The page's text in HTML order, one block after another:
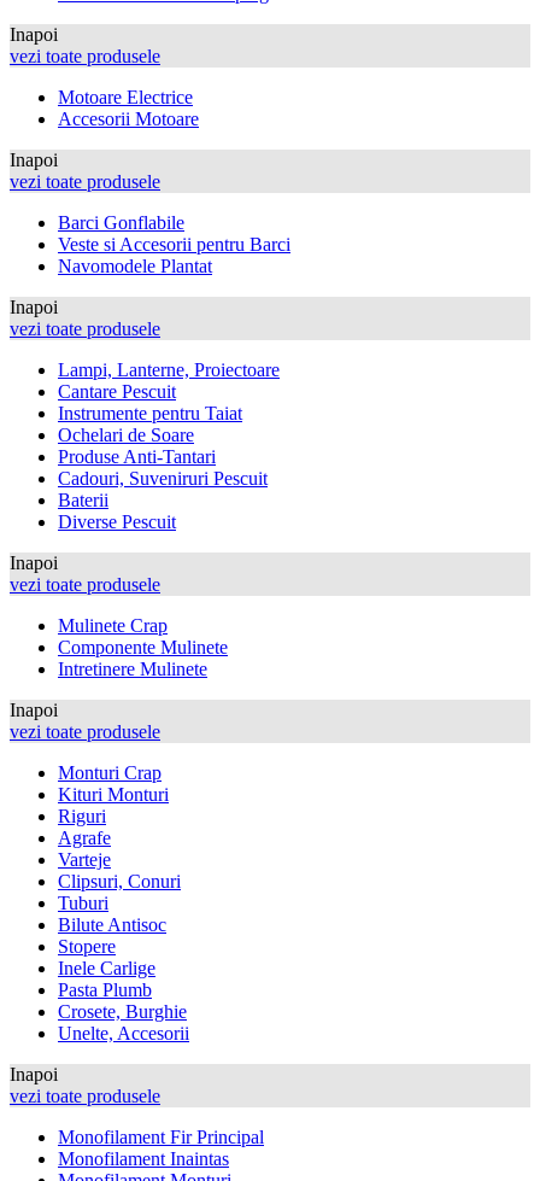
Inapoi
vezi toate produsele
Motoare Electrice
Accesorii Motoare
Inapoi
vezi toate produsele
Barci Gonflabile
Veste si Accesorii pentru Barci
Navomodele Plantat
Inapoi
vezi toate produsele
Lampi, Lanterne, Proiectoare
Cantare Pescuit
Instrumente pentru Taiat
Ochelari de Soare
Produse Anti-Tantari
Cadouri, Suveniruri Pescuit
Baterii
Diverse Pescuit
Inapoi
vezi toate produsele
Mulinete Crap
Componente Mulinete
Intretinere Mulinete
Inapoi
vezi toate produsele
Monturi Crap
Kituri Monturi
Riguri
Agrafe
Varteje
Clipsuri, Conuri
Tuburi
Bilute Antisoc
Stopere
Inele Carlige
Pasta Plumb
Crosete, Burghie
Unelte, Accesorii
Inapoi
vezi toate produsele
Monofilament Fir Principal
Monofilament Inaintas